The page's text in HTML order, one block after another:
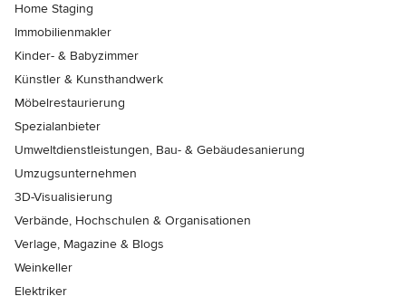
Home Staging
Immobilienmakler
Kinder- & Babyzimmer
Künstler & Kunsthandwerk
Möbelrestaurierung
Spezialanbieter
Umweltdienstleistungen, Bau- & Gebäudesanierung
Umzugsunternehmen
3D-Visualisierung
Verbände, Hochschulen & Organisationen
Verlage, Magazine & Blogs
Weinkeller
Elektriker